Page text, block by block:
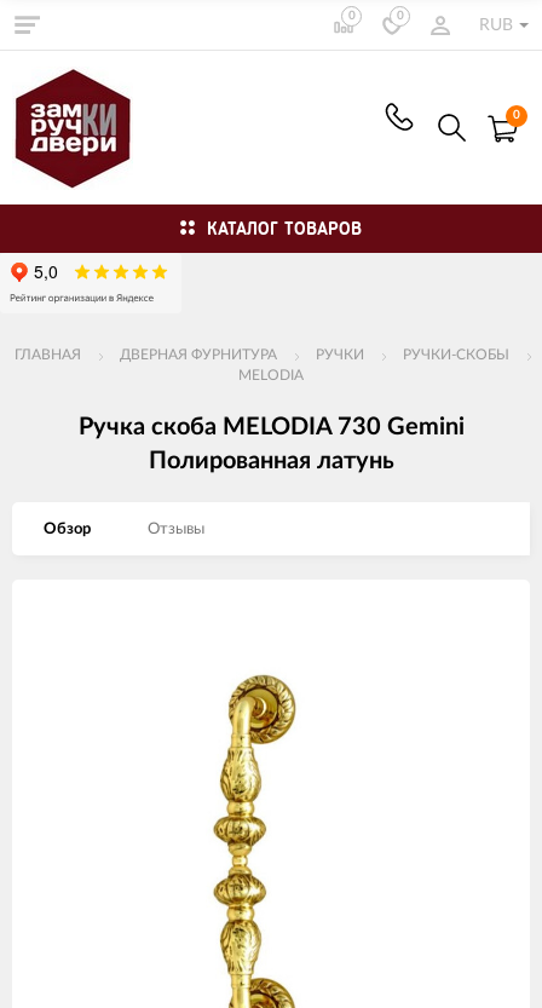
0 0
RUB
0
КАТАЛОГ ТОВАРОВ
ГЛАВНАЯ ДВЕРНАЯ ФУРНИТУРА РУЧКИ
РУЧКИ-СКОБЫ
MELODIA
Ручка скоба MELODIA 730 Gemini
Полированная латунь
Обзор Отзывы